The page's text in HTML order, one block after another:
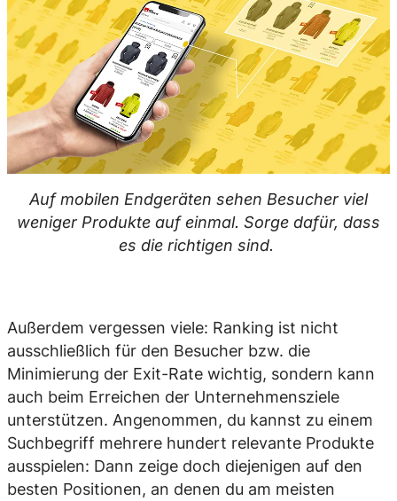
Auf mobilen Endgeräten sehen Besucher viel
weniger Produkte auf einmal. Sorge dafür, dass
es die richtigen sind.
Außerdem vergessen viele: Ranking ist nicht
ausschließlich für den Besucher bzw. die
Minimierung der Exit-Rate wichtig, sondern kann
auch beim Erreichen der Unternehmensziele
unterstützen. Angenommen, du kannst zu einem
Suchbegriff mehrere hundert relevante Produkte
ausspielen: Dann zeige doch diejenigen auf den
besten Positionen, an denen du am meisten